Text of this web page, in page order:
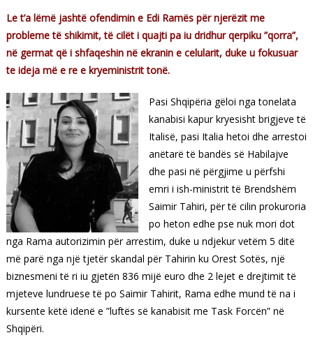
Le t’a lëmë jashtë ofendimin e Edi Ramës për njerëzit me
probleme të shikimit, të cilët i quajti pa iu dridhur qerpiku ”qorra”,
në germat që i shfaqeshin në ekranin e celularit, duke u fokusuar
te ideja më e re e kryeministrit tonë.
Pasi Shqipëria gëloi nga tonelata
kanabisi kapur kryesisht brigjeve të
Italisë, pasi Italia hetoi dhe arrestoi
anëtarë të bandës së Habilajve
dhe pasi në përgjime u përfshi
emri i ish-ministrit të Brendshëm
Saimir Tahiri, për të cilin prokuroria
po heton edhe pse nuk mori dot
nga Rama autorizimin për arrestim, duke u ndjekur vetëm 5 ditë
më parë nga një tjetër skandal për Tahirin ku Orest Sotës, një
biznesmeni të ri iu gjetën 836 mijë euro dhe 2 lejet e drejtimit të
mjeteve lundruese të po Saimir Tahirit, Rama edhe mund të na i
kursente këtë idenë e ”luftës së kanabisit me Task Forcën” në
Shqipëri.